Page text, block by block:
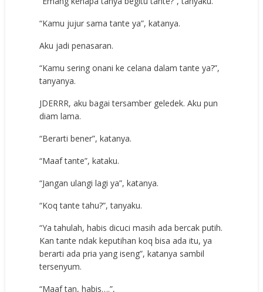
“Kamu jujur sama tante ya”, katanya.
Aku jadi penasaran.
“Kamu sering onani ke celana dalam tante ya?”,
tanyanya.
JDERRR, aku bagai tersamber geledek. Aku pun
diam lama.
“Berarti bener”, katanya.
“Maaf tante”, kataku.
“Jangan ulangi lagi ya”, katanya.
“Koq tante tahu?”, tanyaku.
“Ya tahulah, habis dicuci masih ada bercak putih.
Kan tante ndak keputihan koq bisa ada itu, ya
berarti ada pria yang iseng”, katanya sambil
tersenyum.
“Maaf tan, habis….”,